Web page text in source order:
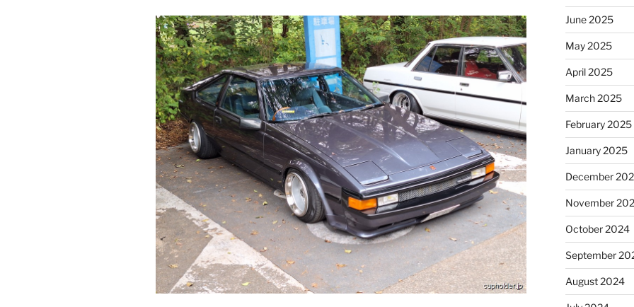
June 2025
May 2025
April 2025
March 2025
February 2025
January 2025
December
November
October 2024
September
August 2024